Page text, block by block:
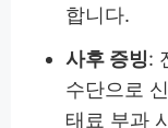
합니다.
사후 증빙:
수단으로
태료 부과